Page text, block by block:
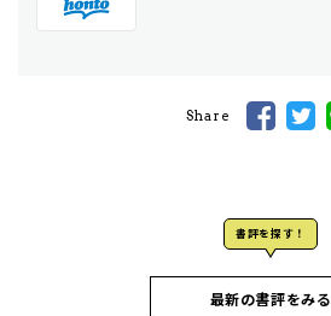
Share
書評を探す！
最新の書評をみる